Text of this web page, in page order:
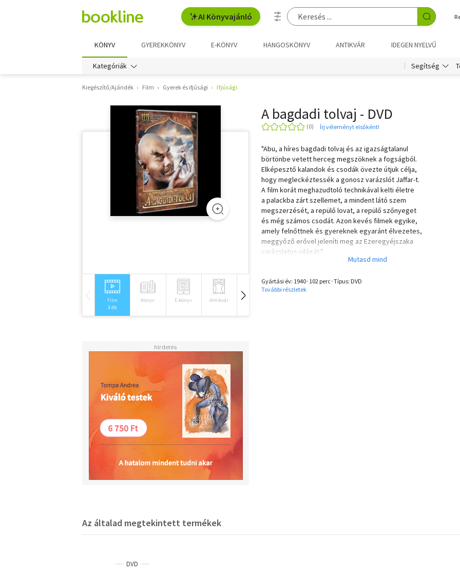
AI Könyvajánló
KÖNYV GYEREKKÖNYV E-KÖNYV HANGOSKÖNYV ANTIKVÁR IDEGEN NYELVŰ
Kategóriák Segítség
Kiegészítő/Ajándék Film Gyerek és ifjúsági Ifjúsági
Film
3 db
Könyv E-könyv Antikvár Idegen nyelvű
A bagdadi tolvaj - DVD
Írj véleményt elsőként!
"Abu, a híres bagdadi tolvaj és az igazságtalanul
börtönbe vetett herceg megszöknek a fogságból.
Elképesztő kalandok és csodák övezte útjuk célja,
hogy megleckéztessék a gonosz varázslót Jaffar-t.
A film korát meghazudtoló technikával kelti életre
a palackba zárt szellemet, a mindent látó szem
megszerzését, a repülő lovat, a repülő szőnyeget
és még számos csodát. Azon kevés filmek egyike,
amely felnőttnek és gyereknek egyaránt élvezetes,
meggyőző erővel jeleníti meg az Ezeregyéjszaka
varázslatos világát."
Gyártási év: 1940･102 perc･Típus: DVD
További részletek
Az általad megtekintett termékek
DVD